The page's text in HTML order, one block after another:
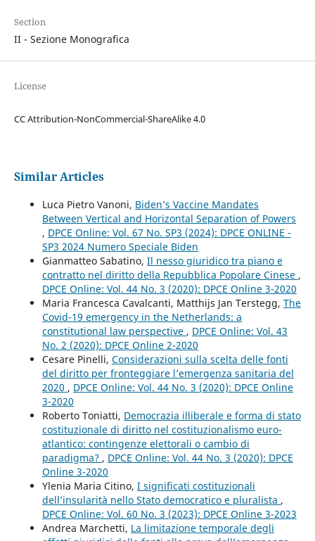
Section
II - Sezione Monografica
License
CC Attribution-NonCommercial-ShareAlike 4.0
Similar Articles
Luca Pietro Vanoni, Biden’s Vaccine Mandates
Between Vertical and Horizontal Separation of Powers
, DPCE Online: Vol. 67 No. SP3 (2024): DPCE ONLINE -
SP3 2024 Numero Speciale Biden
Gianmatteo Sabatino, Il nesso giuridico tra piano e
contratto nel diritto della Repubblica Popolare Cinese ,
DPCE Online: Vol. 44 No. 3 (2020): DPCE Online 3-2020
Maria Francesca Cavalcanti, Matthijs Jan Terstegg, The
Covid-19 emergency in the Netherlands: a
constitutional law perspective , DPCE Online: Vol. 43
No. 2 (2020): DPCE Online 2-2020
Cesare Pinelli, Considerazioni sulla scelta delle fonti
del diritto per fronteggiare l’emergenza sanitaria del
2020 , DPCE Online: Vol. 44 No. 3 (2020): DPCE Online
3-2020
Roberto Toniatti, Democrazia illiberale e forma di stato
costituzionale di diritto nel costituzionalismo euro-
atlantico: contingenze elettorali o cambio di
paradigma? , DPCE Online: Vol. 44 No. 3 (2020): DPCE
Online 3-2020
Ylenia Maria Citino, I significati costituzionali
dell’insularità nello Stato democratico e pluralista ,
DPCE Online: Vol. 60 No. 3 (2023): DPCE Online 3-2023
Andrea Marchetti, La limitazione temporale degli